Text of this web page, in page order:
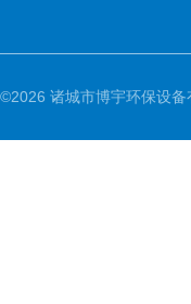
©2026 诸城市博宇环保设备